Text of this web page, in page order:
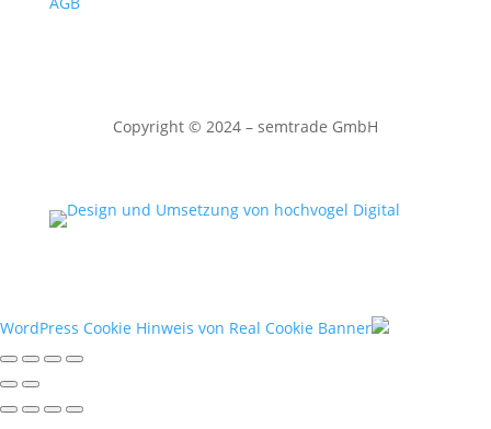
Copyright © 2024 – semtrade GmbH
WordPress Cookie Hinweis von Real Cookie Banner